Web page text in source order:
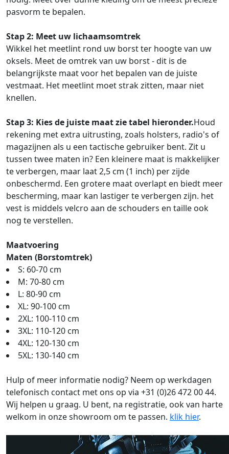
pasvorm te bepalen.
Stap 2: Meet uw lichaamsomtrek
Wikkel het meetlint rond uw borst ter hoogte van uw
oksels. Meet de omtrek van uw borst - dit is de
belangrijkste maat voor het bepalen van de juiste
vestmaat. Het meetlint moet strak zitten, maar niet
knellen.
Stap 3: Kies de juiste maat zie tabel hieronder.Houd
rekening met extra uitrusting, zoals holsters, radio's of
magazijnen als u een tactische gebruiker bent. Zit u
tussen twee maten in? Een kleinere maat is makkelijker
te verbergen, maar laat 2,5 cm (1 inch) per zijde
onbeschermd. Een grotere maat overlapt en biedt meer
bescherming, maar kan lastiger te verbergen zijn. het
vest is middels velcro aan de schouders en taille ook
nog te verstellen.
Maatvoering
Maten (Borstomtrek)
S: 60-70 cm
M: 70-80 cm
L: 80-90 cm
XL: 90-100 cm
2XL: 100-110 cm
3XL: 110-120 cm
4XL: 120-130 cm
5XL: 130-140 cm
Hulp of meer informatie nodig? Neem op werkdagen
telefonisch contact met ons op via +31 (0)26 472 00 44.
Wij helpen u graag. U bent, na registratie, ook van harte
welkom in onze showroom om te passen. klik hier.